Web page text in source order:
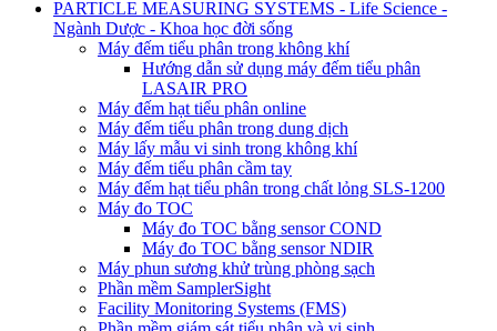
PARTICLE MEASURING SYSTEMS - Life Science -
Ngành Dược - Khoa học đời sống
Máy đếm tiểu phân trong không khí
Hướng dẫn sử dụng máy đếm tiểu phân
LASAIR PRO
Máy đếm hạt tiểu phân online
Máy đếm tiểu phân trong dung dịch
Máy lấy mẫu vi sinh trong không khí
Máy đếm tiểu phân cầm tay
Máy đếm hạt tiểu phân trong chất lỏng SLS-1200
Máy đo TOC
Máy đo TOC bằng sensor COND
Máy đo TOC bằng sensor NDIR
Máy phun sương khử trùng phòng sạch
Phần mềm SamplerSight
Facility Monitoring Systems (FMS)